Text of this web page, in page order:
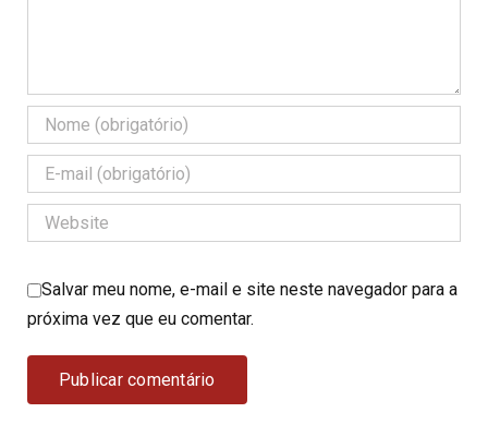
Salvar meu nome, e-mail e site neste navegador para a
próxima vez que eu comentar.